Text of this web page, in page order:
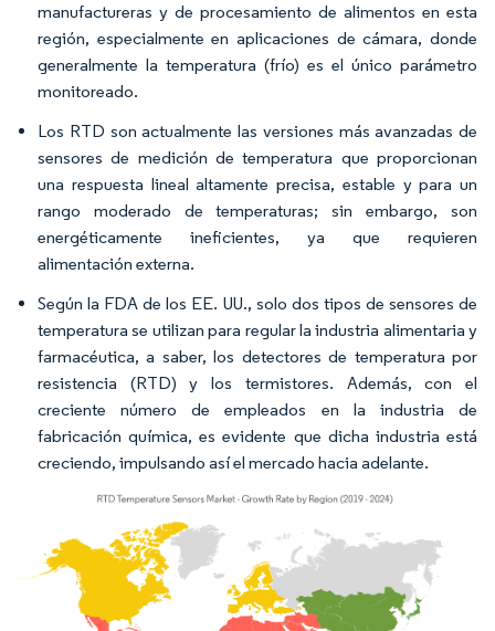
manufactureras y de procesamiento de alimentos en esta
región, especialmente en aplicaciones de cámara, donde
generalmente la temperatura (frío) es el único parámetro
monitoreado.
Los RTD son actualmente las versiones más avanzadas de
sensores de medición de temperatura que proporcionan
una respuesta lineal altamente precisa, estable y para un
rango moderado de temperaturas; sin embargo, son
energéticamente ineficientes, ya que requieren
alimentación externa.
Según la FDA de los EE. UU., solo dos tipos de sensores de
temperatura se utilizan para regular la industria alimentaria y
farmacéutica, a saber, los detectores de temperatura por
resistencia (RTD) y los termistores. Además, con el
creciente número de empleados en la industria de
fabricación química, es evidente que dicha industria está
creciendo, impulsando así el mercado hacia adelante.